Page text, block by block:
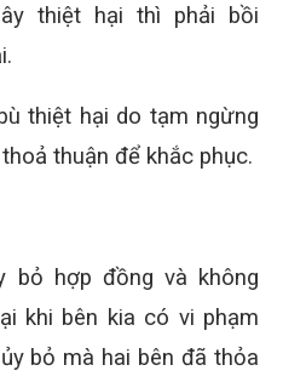
thiệt hại thì phải bồi
thiệt hại do tạm ngừng
thuận để khắc phục.
bỏ hợp đồng và không
khi bên kia có vi phạm
bỏ mà hai bên đã thỏa